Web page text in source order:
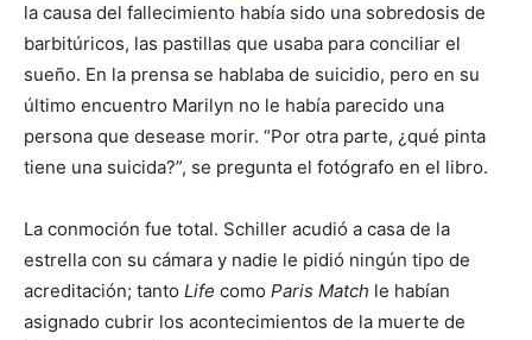
la causa del fallecimiento había sido una sobredosis de
barbitúricos, las pastillas que usaba para conciliar el
sueño. En la prensa se hablaba de suicidio, pero en su
último encuentro Marilyn no le había parecido una
persona que desease morir. “Por otra parte, ¿qué pinta
tiene una suicida?”, se pregunta el fotógrafo en el libro.
La conmoción fue total. Schiller acudió a casa de la
estrella con su cámara y nadie le pidió ningún tipo de
acreditación; tanto Life como Paris Match le habían
asignado cubrir los acontecimientos de la muerte de